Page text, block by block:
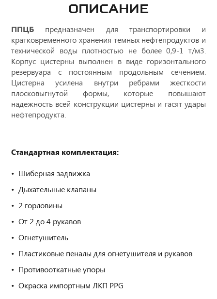
ОПИСАНИЕ
ППЦБ предназначен для транспортировки и
кратковременного хранения темных нефтепродуктов и
технической воды плотностью не более 0,9-1 т/м3.
Корпус цистерны выполнен в виде горизонтального
резервуара с постоянным продольным сечением.
Цистерна усилена внутри ребрами жесткости
плосковыгнутой формы, которые повышают
надежность всей конструкции цистерны и гасят удары
нефтепродукта.
Стандартная комплектация:
Шиберная задвижка
Дыхательные клапаны
2 горловины
От 2 до 4 рукавов
Огнетушитель
Пластиковые пеналы для огнетушителя и рукавов
Противооткатные упоры
Окраска импортным ЛКП PPG